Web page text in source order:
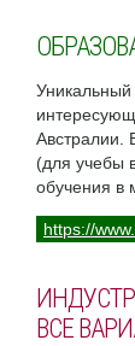
Австралии.
(для учебы
обучения в
https://
ВСЕ